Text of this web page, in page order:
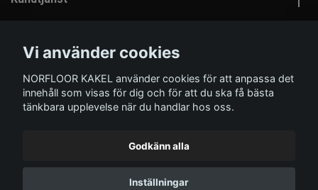
Sociala medier
© 2026 Norfloor Kakel
Vi använder cookies
NORFLOOR KAKEL använder cookies för att anpassa det
innehåll som visas för dig och för att du ska få bästa
tänkbara upplevelse när du handlar hos oss.
Godkänn alla
Inställningar